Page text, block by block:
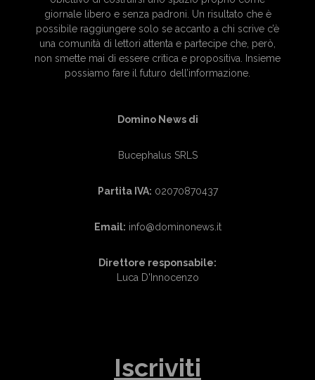
giornale libero e senza padroni. Un risultato che è
possibile raggiungere solo se accanto a chi scrive c’è
una comunità di lettori attenta e partecipe che, però,
non smette mai di essere critica e propositiva. Insieme
possiamo fare il futuro dell’informazione.
Domino News di
Bucephalus SRLS
Partita IVA: 02070870437
Email: info@dominonews.it
Direttore responsabile:
Luca D'Innocenzo
Iscriviti